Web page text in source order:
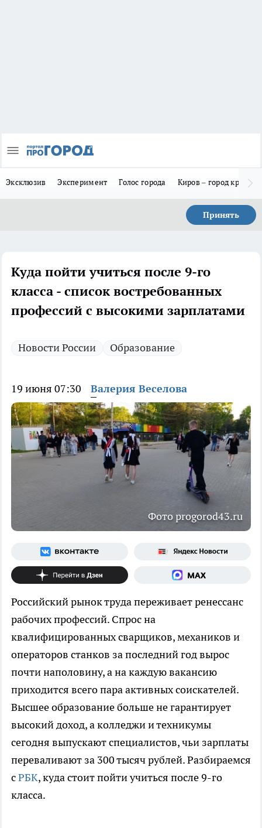
Эксклюзив Эксперимент Голос города Киров – город
Принять
Куда пойти учиться после 9-го
класса - список востребованных
профессий с высокими зарплатами
Новости России Образование
19 июня 07:30 Валерия Веселова
Фото progorod43.ru
Российский рынок труда переживает ренессанс
рабочих профессий. Спрос на
квалифицированных сварщиков, механиков и
операторов станков за последний год вырос
почти наполовину, а на каждую вакансию
приходится всего пара активных соискателей.
Высшее образование больше не гарантирует
высокий доход, а колледжи и техникумы
сегодня выпускают специалистов, чьи зарплаты
переваливают за 300 тысяч рублей. Разбираемся
сРБК, куда стоит пойти учиться после 9-го
класса.